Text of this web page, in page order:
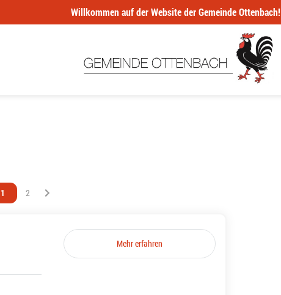
Willkommen auf der Website der Gemeinde Ottenbach!
Vous êtes sur la page
1 Vous êtes sur la page
2
Mehr erfahren